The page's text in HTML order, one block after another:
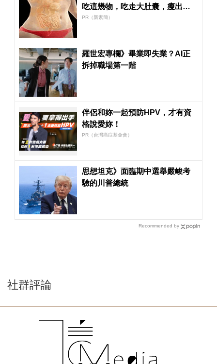
吃這幾物，吃走大肚囊，瘦出小
蠻腰
PR（新素簡）
羅世宏專欄》畢業即失業？AI正
拆掉職場第一階
伴侶和妳一起預防HPV，才有資
格說愛妳！
PR（台灣癌症基金會）
思想坦克》面臨期中選舉嚴峻考
驗的川普總統
Recommended by
社群評論